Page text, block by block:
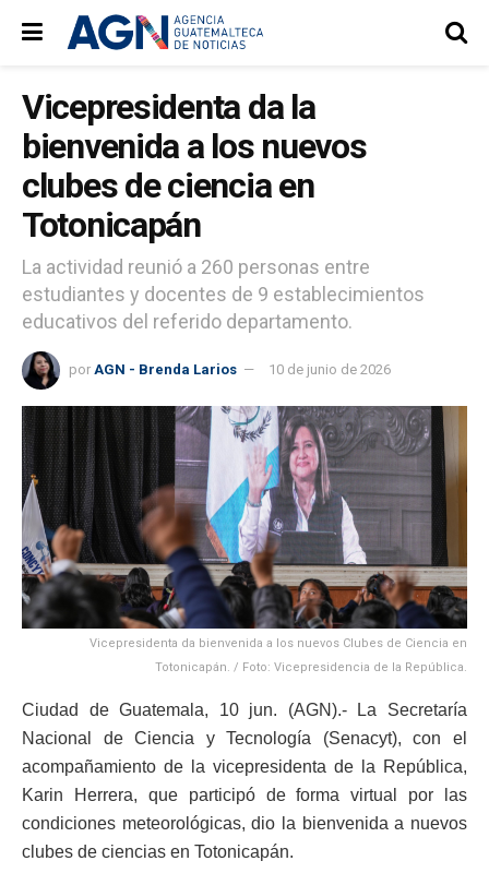
Vicepresidenta da la
bienvenida a los nuevos
clubes de ciencia en
Totonicapán
La actividad reunió a 260 personas entre
estudiantes y docentes de 9 establecimientos
educativos del referido departamento.
por AGN - Brenda Larios 10 de junio de 2026
Vicepresidenta da bienvenida a los nuevos Clubes de Ciencia en
Totonicapán. / Foto: Vicepresidencia de la República.
Ciudad de Guatemala, 10 jun. (AGN).- La Secretaría
Nacional de Ciencia y Tecnología (Senacyt), con el
acompañamiento de la vicepresidenta de la República,
Karin Herrera, que participó de forma virtual por las
condiciones meteorológicas, dio la bienvenida a nuevos
clubes de ciencias en Totonicapán.